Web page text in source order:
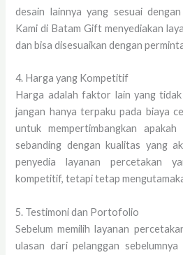
desain lainnya yang sesuai
Kami di Batam Gift menyediakan
dan bisa disesuaikan dengan
4. Harga yang Kompetitif
Harga adalah faktor lain yang tidak
jangan hanya terpaku pada biaya
untuk mempertimbangkan
sebanding dengan kualitas yang
penyedia layanan percetakan
kompetitif, tetapi tetap
5. Testimoni dan Portofolio
Sebelum memilih layanan
ulasan dari pelanggan